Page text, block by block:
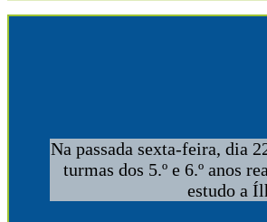
Na passada sexta-feira, dia
turmas dos 5.º e 6.º anos
estudo a